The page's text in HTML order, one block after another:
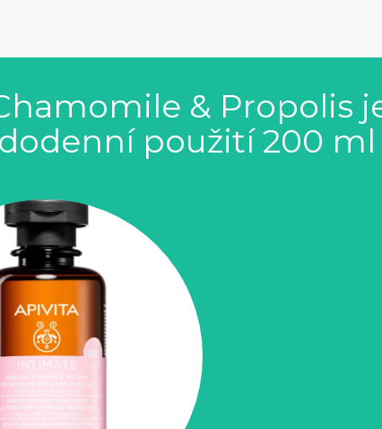
& Propolis
použití 200 ml